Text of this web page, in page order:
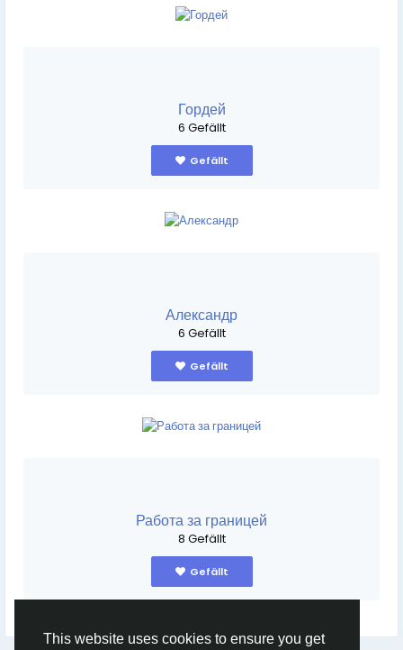
This website uses cookies to ensure you get
Гордей
6 Gefällt
Gefällt
Александр
6 Gefällt
Gefällt
Работа за границей
8 Gefällt
Gefällt